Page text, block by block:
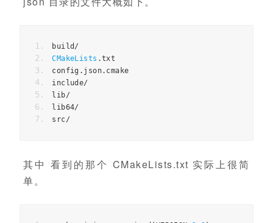
build /
CMakeLists .txt
config . json. cmake
include/
lib/
lib64/
src/
其中 看到的那个 CMakeLists.txt 实际上很简
单。